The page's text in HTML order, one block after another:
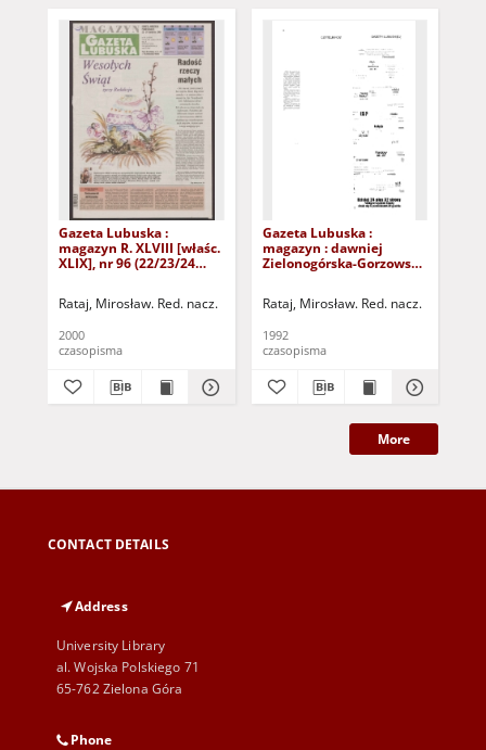
Gazeta Lubuska :
magazyn R. XLVIII [właśc.
XLIX], nr 96 (22/23/24
Rataj, Mirosław. Red. nacz.
2000
czasopisma
Gazeta Lubuska :
magazyn : dawniej
Zielonogórska-Gorzowska
1992). - Wyd. 1
Rataj, Mirosław. Red. nacz.
1992
czasopisma
More
CONTACT DETAILS
Address
University Library
al. Wojska Polskiego 71
65-762 Zielona Góra
Phone